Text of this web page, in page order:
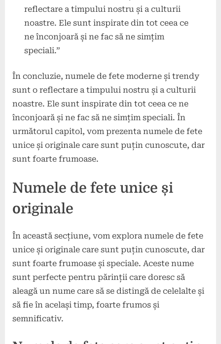
reflectare a timpului nostru și a culturii
noastre. Ele sunt inspirate din tot ceea ce
ne înconjoară și ne fac să ne simțim
speciali.”
În concluzie, numele de fete moderne și trendy
sunt o reflectare a timpului nostru și a culturii
noastre. Ele sunt inspirate din tot ceea ce ne
înconjoară și ne fac să ne simțim speciali. În
următorul capitol, vom prezenta numele de fete
unice și originale care sunt puțin cunoscute, dar
sunt foarte frumoase.
Numele de fete unice și
originale
În această secțiune, vom explora numele de fete
unice și originale care sunt puțin cunoscute, dar
sunt foarte frumoase și speciale. Aceste nume
sunt perfecte pentru părinții care doresc să
aleagă un nume care să se distingă de celelalte și
să fie în același timp, foarte frumos și
semnificativ.